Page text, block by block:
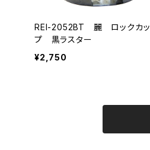
REI-2052BT 麗 ロックカッ
プ 黒ラスター
¥2,750